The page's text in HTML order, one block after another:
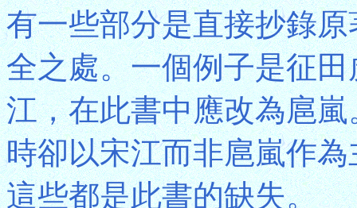
有一些部分是直接抄錄
全之處。一個例子是征
江，在此書中應改為扈
時卻以宋江而非扈嵐作
這些都是此書的缺失。